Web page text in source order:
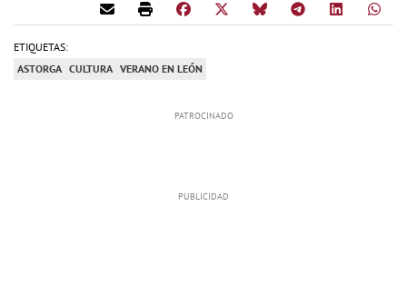
ETIQUETAS:
ASTORGA CULTURA VERANO EN LEÓN